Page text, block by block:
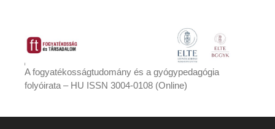
tartalomba
A fogyatékosságtudomány és a gyógypedagógia
folyóirata – HU ISSN 3004-0108 (Online)